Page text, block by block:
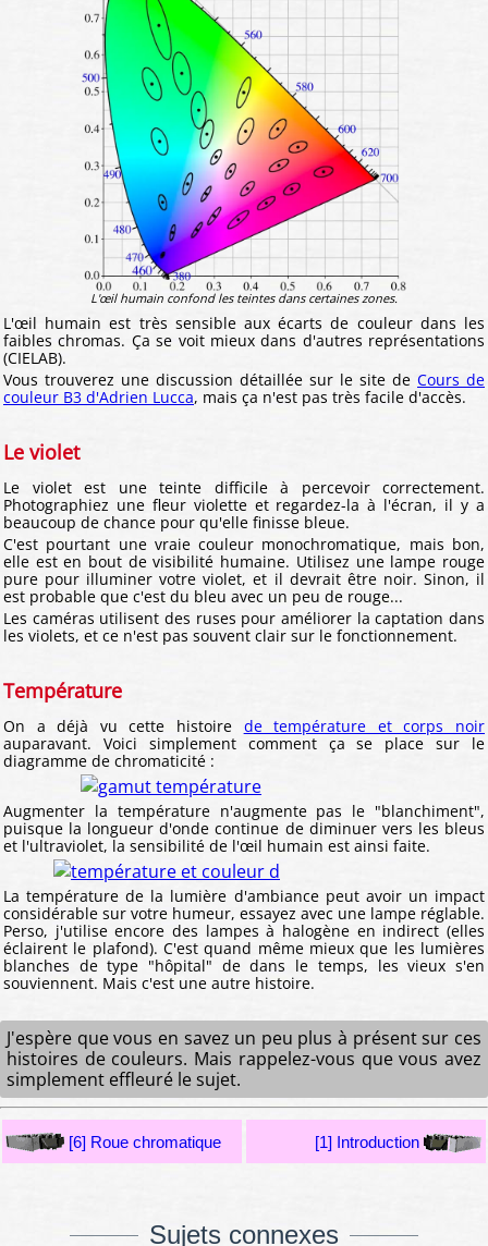
Sujets connexes
L'œil humain confond les teintes dans certaines zones.
L'œil humain est très sensible aux écarts de couleur dans les
faibles chromas. Ça se voit mieux dans d'autres représentations
(CIELAB).
Vous trouverez une discussion détaillée sur le site de Cours de
couleur B3 d'Adrien Lucca, mais ça n'est pas très facile d'accès.
Le violet
Le violet est une teinte difficile à percevoir correctement.
Photographiez une fleur violette et regardez-la à l'écran, il y a
beaucoup de chance pour qu'elle finisse bleue.
C'est pourtant une vraie couleur monochromatique, mais bon,
elle est en bout de visibilité humaine. Utilisez une lampe rouge
pure pour illuminer votre violet, et il devrait être noir. Sinon, il
est probable que c'est du bleu avec un peu de rouge...
Les caméras utilisent des ruses pour améliorer la captation dans
les violets, et ce n'est pas souvent clair sur le fonctionnement.
Température
On a déjà vu cette histoire de température et corps noir
auparavant. Voici simplement comment ça se place sur le
diagramme de chromaticité :
Augmenter la température n'augmente pas le "blanchiment",
puisque la longueur d'onde continue de diminuer vers les bleus
et l'ultraviolet, la sensibilité de l'œil humain est ainsi faite.
La température de la lumière d'ambiance peut avoir un impact
considérable sur votre humeur, essayez avec une lampe réglable.
Perso, j'utilise encore des lampes à halogène en indirect (elles
éclairent le plafond). C'est quand même mieux que les lumières
blanches de type "hôpital" de dans le temps, les vieux s'en
souviennent. Mais c'est une autre histoire.
J'espère que vous en savez un peu plus à présent sur ces
histoires de couleurs. Mais rappelez-vous que vous avez
simplement effleuré le sujet.
[6] Roue chromatique [1] Introduction